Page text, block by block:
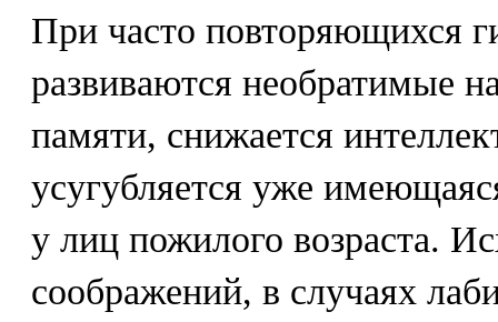
При часто повторяющихся
развиваются необратимые
памяти, снижается
усугубляется уже
у лиц пожилого возраста.
соображений, в случаях